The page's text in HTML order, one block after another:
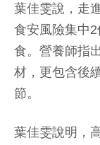
葉佳雯說，走
食安風險集中
食。營養師指
材，更包含後
節。
葉佳雯說明，